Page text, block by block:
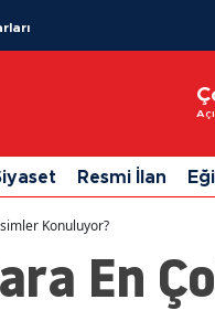
Resmi İlan
Konuluyor?
En